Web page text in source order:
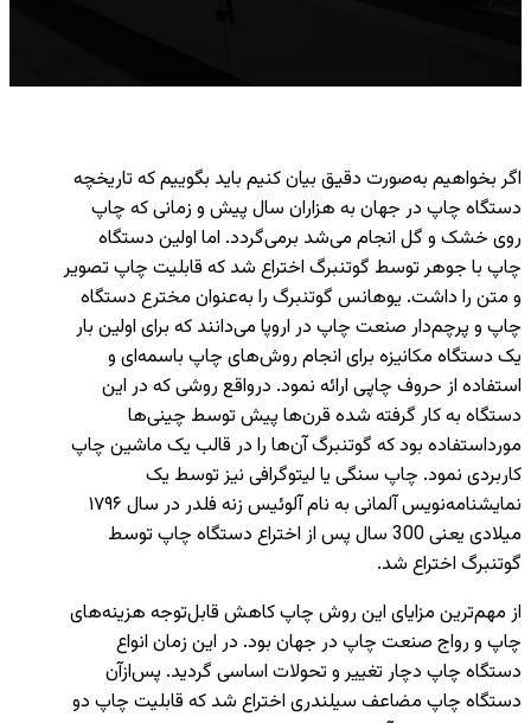
اگر بخواهیم به‌صورت دقیق بیان کنیم باید بگوییم که تاریخچه
دستگاه چاپ در جهان به هزاران سال پیش و زمانی که چاپ
روی خشک و گل انجام می‌شد برمی‌گردد. اما اولین دستگاه
چاپ با جوهر توسط گوتنبرگ اختراع شد که قابلیت چاپ تصویر
و متن را داشت. یوهانس گوتنبرگ را به‌عنوان مخترع دستگاه
چاپ و پرچم‌دار صنعت چاپ در اروپا می‌دانند که برای اولین بار
یک دستگاه مکانیزه برای انجام روش‌های چاپ باسمه‌ای و
استفاده از حروف چاپی ارائه نمود. درواقع روشی که در این
دستگاه به کار گرفته شده قرن‌ها پیش توسط چینی‌ها
مورداستفاده بود که گوتنبرگ آن‌ها را در قالب یک ماشین چاپ
کاربردی نمود. چاپ سنگی یا لیتوگرافی نیز توسط یک
نمایشنامه‌نویس آلمانی به نام آلوئیس زنه فلدر در سال ۱۷۹۶
میلادی یعنی 300 سال پس از اختراع دستگاه چاپ توسط
گوتنبرگ اختراع شد.
از مهم‌ترین مزایای این روش چاپ کاهش قابل‌توجه هزینه‌های
چاپ و رواج صنعت چاپ در جهان بود. در این زمان انواع
دستگاه چاپ دچار تغییر و تحولات اساسی گردید. پس‌ازآن
دستگاه چاپ مضاعف سیلندری اختراع شد که قابلیت چاپ دو